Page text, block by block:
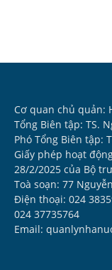
Cơ quan chủ quản:
Tổng Biên tập: TS.
Phó Tổng Biên tập:
Giấy phép hoạt
28/2/2025 của Bộ
Toà soạn: 77
Điện thoại: 024
024 37735764
Email: